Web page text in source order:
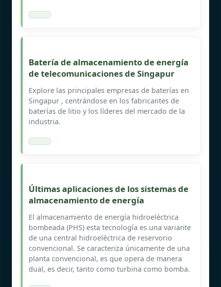
Batería de almacenamiento de energía
de telecomunicaciones de Singapur
Explore las principales empresas de baterías en
Singapur , centrándose en los fabricantes de
baterías de litio y los líderes del mercado de la
industria.
Últimas aplicaciones de los sistemas de
almacenamiento de energía
El almacenamiento de energía hidroeléctrica
bombeada (PHS) esta tecnología es una variante
de una central hidroeléctrica de reservorio
convencional. Se caracteriza únicamente de una
planta convencional, es que opera de manera
dual, es decir, tanto como turbina como bomba.